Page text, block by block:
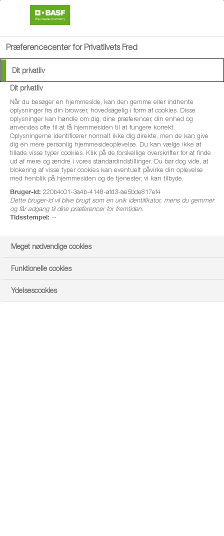
Præferencecenter for Privatlivets Fred
Dit privatliv
Dit privatliv
Når du besøger en hjemmeside, kan den gemme eller indhente
oplysninger fra din browser, hovedsagelig i form af cookies. Disse
oplysninger kan handle om dig, dine præferencer, din enhed og
anvendes ofte til at få hjemmesiden til at fungere korrekt.
Oplysningerne identificerer normalt ikke dig direkte, men de kan give
dig en mere personlig hjemmesideoplevelse. Du kan vælge ikke at
tillade visse typer cookies. Klik på de forskellige overskrifter for at finde
ud af mere og ændre i vores standardindstillinger. Du bør dog vide, at
blokering af visse typer cookies kan eventuelt påvirke din oplevelse
med henblik på hjemmesiden og de tjenester, vi kan tilbyde.
Bruger-id: 220b4c01-3a4b-4148-afd3-ae5bde817ef4
Dette bruger-id vil blive brugt som en unik identifikator, mens du gemmer
og får adgang til dine præferencer for fremtiden.
Tidsstempel: --
Meget nødvendige cookies
Funktionelle cookies
Ydelsescookies